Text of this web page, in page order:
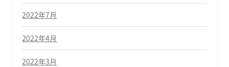
2022年7月
2022年4月
2022年3月